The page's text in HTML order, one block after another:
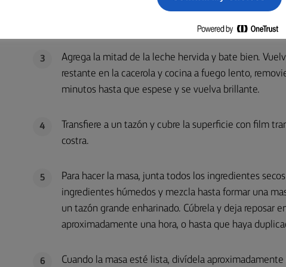
En un tazón mediano, agrega el azúcar, los huevos
3
Agrega la mitad de la leche hervida y bate bien.
restante en la cacerola y cocina a fuego lento,
minutos hasta que espese y se vuelva brillante.
4
Transfiere a un tazón y cubre la superficie con film
costra.
5
Para hacer la masa, junta todos los ingredientes
ingredientes húmedos y mezcla hasta formar una
un tazón grande enharinado. Cúbrela y deja reposar
aproximadamente una hora, o hasta que haya
6
Cuando la masa esté lista, divídela